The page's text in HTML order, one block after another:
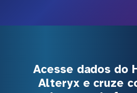
Acesse dados do
Alteryx e cruze